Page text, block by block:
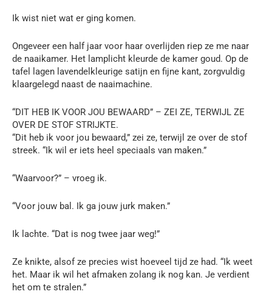
Ik wist niet wat er ging komen.
Ongeveer een half jaar voor haar overlijden riep ze me naar
de naaikamer. Het lamplicht kleurde de kamer goud. Op de
tafel lagen lavendelkleurige satijn en fijne kant, zorgvuldig
klaargelegd naast de naaimachine.
“DIT HEB IK VOOR JOU BEWAARD” – ZEI ZE, TERWIJL ZE
OVER DE STOF STRIJKTE.
“Dit heb ik voor jou bewaard,” zei ze, terwijl ze over de stof
streek. “Ik wil er iets heel speciaals van maken.”
“Waarvoor?” – vroeg ik.
“Voor jouw bal. Ik ga jouw jurk maken.”
Ik lachte. “Dat is nog twee jaar weg!”
Ze knikte, alsof ze precies wist hoeveel tijd ze had. “Ik weet
het. Maar ik wil het afmaken zolang ik nog kan. Je verdient
het om te stralen.”